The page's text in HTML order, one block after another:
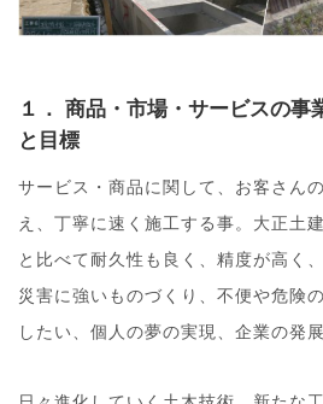
１． 商品・市場・サービスの事
と目標
サービス・商品に関して、お客さん
え、丁寧に速く施工する事。大正土
と比べて耐久性も良く、精度が高く
災害に強いものづくり、不便や危険
したい、個人の夢の実現、企業の発